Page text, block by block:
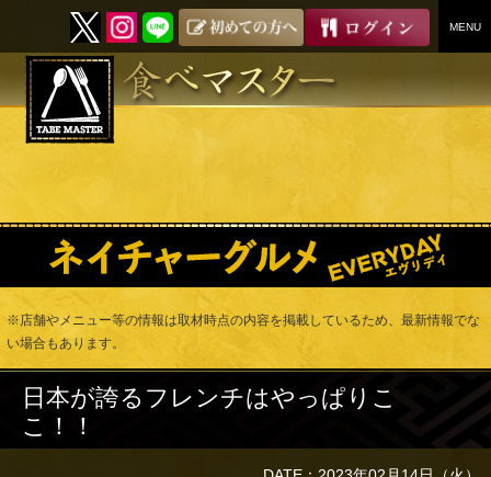
MENU
SKIP
※店舗やメニュー等の情報は取材時点の内容を掲載しているため、最新情報でな
い場合もあります。
日本が誇るフレンチはやっぱりこ
こ！！